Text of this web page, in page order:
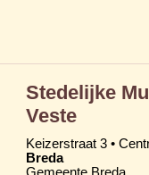
Stedelijke
Veste
Keizerstraat 3 •
Breda
Gemeente Breda